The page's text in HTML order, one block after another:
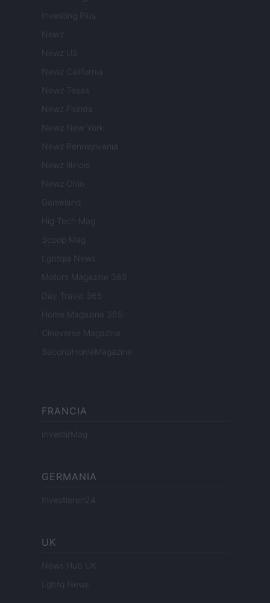
Investing Plus
Newz
Newz US
Newz California
Newz Texas
Newz Florida
Newz New York
Newz Pennsylvania
Newz Illinois
Newz Ohio
Gameland
Hig Tech Mag
Scoop Mag
Lgbtqia News
Motors Magazine 365
Day Travel 365
Home Magazine 365
Cineverse Magazine
SecondHomeMagazine
FRANCIA
InvestirMag
GERMANIA
Investieren24
UK
News Hub UK
Lgbtq News